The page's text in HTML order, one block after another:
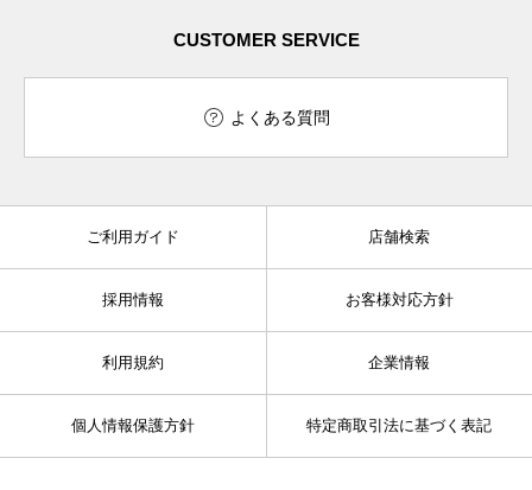
CUSTOMER SERVICE
よくある質問
ご利用ガイド 店舗検索
採用情報 お客様対応方針
利用規約 企業情報
個人情報保護方針 特定商取引法に基づく表記